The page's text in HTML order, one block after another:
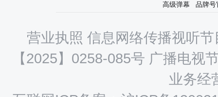
高级弹幕
品牌号
营业执照 信息网络传播视听
【2025】0258-085号 广播电视
业务经